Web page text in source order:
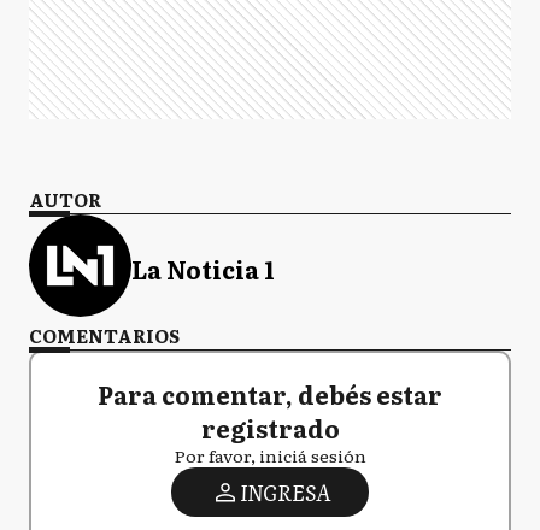
AUTOR
La Noticia 1
COMENTARIOS
Para comentar, debés estar
registrado
Por favor, iniciá sesión
INGRESA